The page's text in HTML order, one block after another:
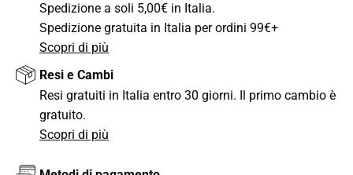
Spedizione a soli 5,00€ in Italia.
Spedizione gratuita in Italia per ordini 99€+
Scopri di più
Resi e Cambi
Resi gratuiti in Italia entro 30 giorni. Il primo cambio è
gratuito.
Scopri di più